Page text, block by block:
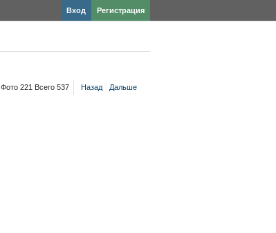
Регистрация
Вход
Фото 221 Всего 537 Назад Дальше